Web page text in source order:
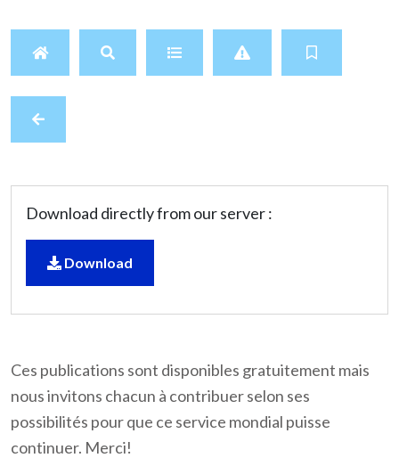
Download directly from our server :
Download
Ces publications sont disponibles gratuitement mais
nous invitons chacun à contribuer selon ses
possibilités pour que ce service mondial puisse
continuer. Merci!